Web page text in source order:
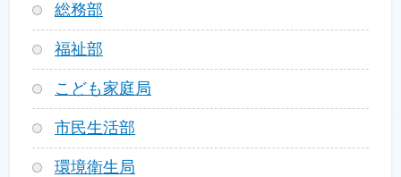
総務部
福祉部
こども家庭局
市民生活部
環境衛生局